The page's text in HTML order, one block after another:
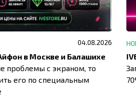
04.08.2026
в Москве и Балашихе
проблемы с экраном, то
его по специальным